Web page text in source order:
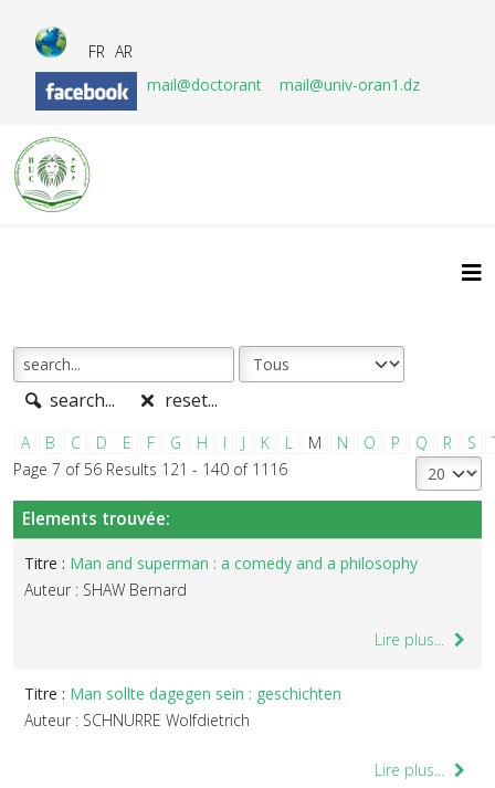
FR AR
mail@doctorant
mail@univ-oran1.dz
search... reset...
A B C D E F G H I J K L M N O P Q R S
Page 7 of 56 Results 121 - 140 of 1116
Elements trouvée:
Titre : Man and superman : a comedy and a philosophy
Auteur : SHAW Bernard
Lire plus...
Titre : Man sollte dagegen sein : geschichten
Auteur : SCHNURRE Wolfdietrich
Lire plus...